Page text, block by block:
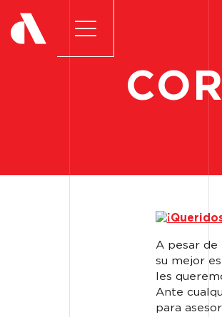
A pesar de
su mejor
les
Ante
para